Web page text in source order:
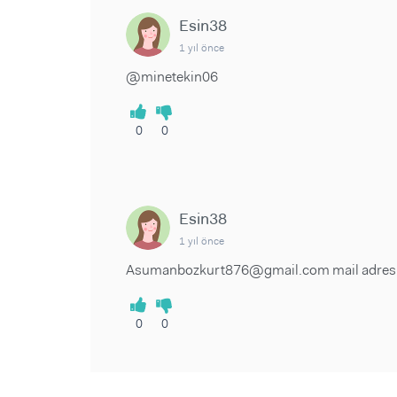
Esin38
1 yıl önce
@minetekin06
0 0
Esin38
1 yıl önce
Asumanbozkurt876@gmail.com mail
0 0